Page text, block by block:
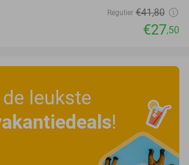
Regulier €41,80
€27,50
leukste
!